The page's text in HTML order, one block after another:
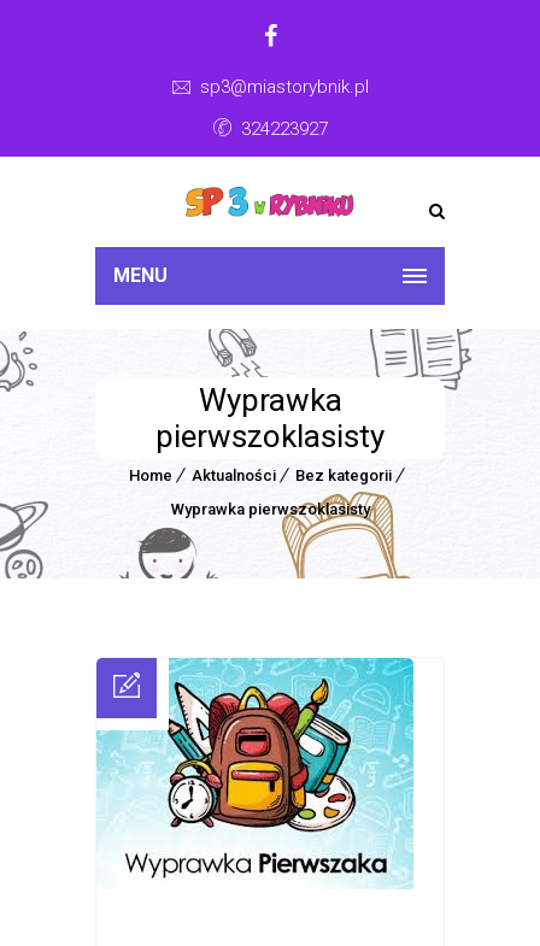
sp3@miastorybnik.pl
324223927
MENU
Wyprawka
pierwszoklasisty
Home Aktualności
Bez kategorii
Wyprawka pierwszoklasisty